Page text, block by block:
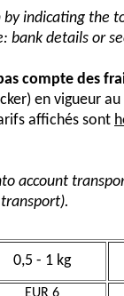
indicating the
bank details or
compte des
en vigueur
affichés sont
account
0,5 - 1 kg